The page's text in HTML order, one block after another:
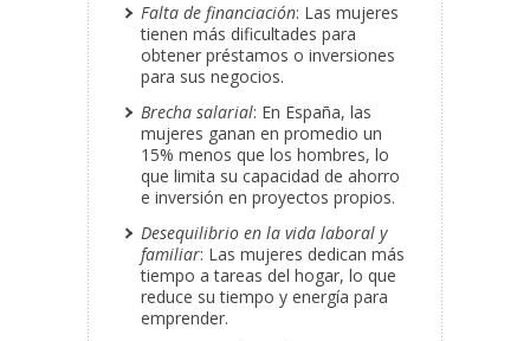
Falta de financiación: Las mujeres
tienen más dificultades para
obtener préstamos o inversiones
para sus negocios.
Brecha salarial: En España, las
mujeres ganan en promedio un
15% menos que los hombres, lo
que limita su capacidad de ahorro
e inversión en proyectos propios.
Desequilibrio en la vida laboral y
familiar: Las mujeres dedican más
tiempo a tareas del hogar, lo que
reduce su tiempo y energía para
emprender.